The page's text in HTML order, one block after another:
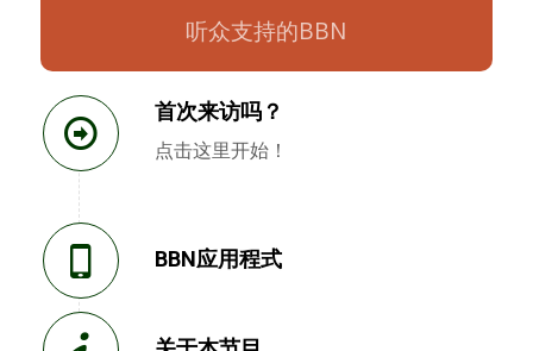
听众支持的BBN
首次来访吗？
点击这里开始！
BBN应用程式